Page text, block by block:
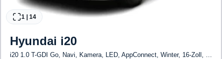
1 14
Hyundai i20
i20 1.0 T-GDI Go, Navi, Kamera, LED, AppConnect, Winter, 16-Zoll, sofort